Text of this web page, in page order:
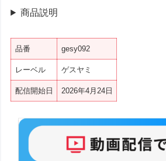
商品説明
品番 gesy092
レーベル ゲスヤミ
配信開始日 2026年4月24日